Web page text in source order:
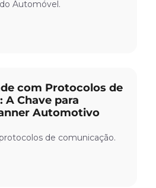
Automóvel.
com Protocolos de
A Chave para
Automotivo
de comunicação.